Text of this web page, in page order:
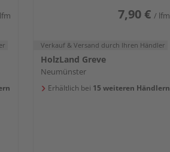
7,90 € / lfm
Verkauf & Versand durch Ihren Händler
HolzLand Greve
Neumünster
Erhältlich bei 15 weiteren Händlern